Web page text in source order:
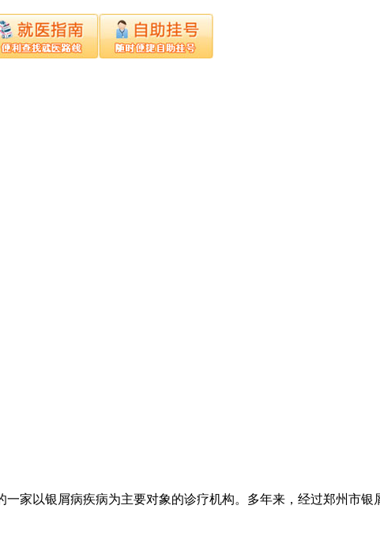
家以银屑病疾病为主要对象的诊疗机构。多年来，经过郑州市